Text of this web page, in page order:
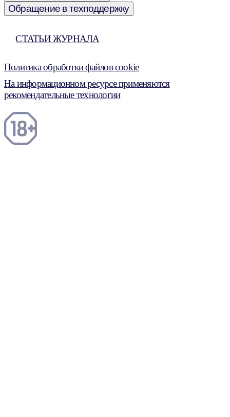
Обращение в техподдержку
СТАТЬИ ЖУРНАЛА
Политика обработки файлов cookie
На информационном ресурсе применяются
рекомендательные технологии